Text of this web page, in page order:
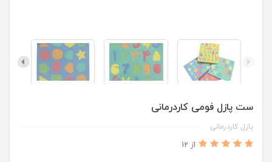
ست پازل فومی کاردرمانی
پازل کاردرمانی
از 12